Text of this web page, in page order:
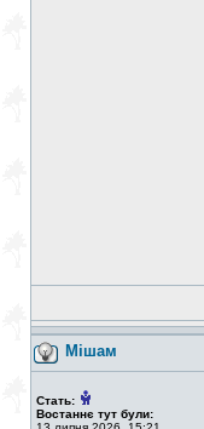
Мішам
Стать:
Востаннє тут були: